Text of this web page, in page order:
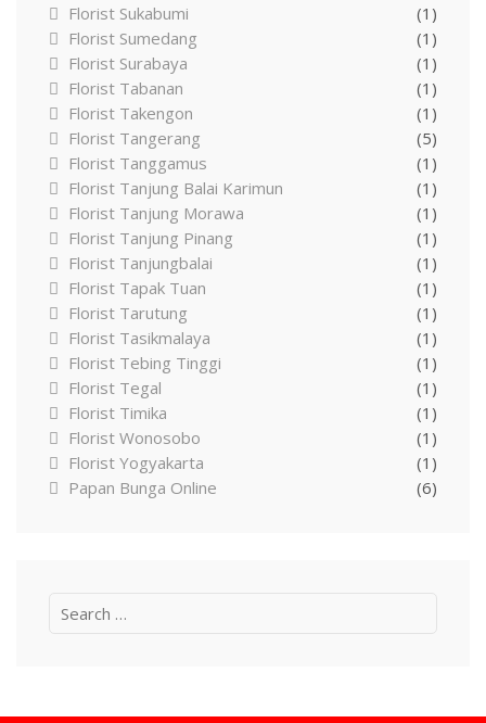
Florist Sukabumi
(1)
Florist Sumedang
(1)
Florist Surabaya
(1)
Florist Tabanan
(1)
Florist Takengon
(1)
Florist Tangerang
(5)
Florist Tanggamus
(1)
Florist Tanjung Balai Karimun
(1)
Florist Tanjung Morawa
(1)
Florist Tanjung Pinang
(1)
Florist Tanjungbalai
(1)
Florist Tapak Tuan
(1)
Florist Tarutung
(1)
Florist Tasikmalaya
(1)
Florist Tebing Tinggi
(1)
Florist Tegal
(1)
Florist Timika
(1)
Florist Wonosobo
(1)
Florist Yogyakarta
(1)
Papan Bunga Online
(6)
Search